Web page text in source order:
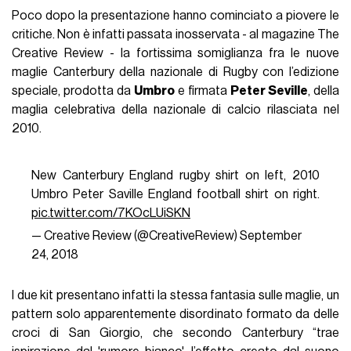
Poco dopo la presentazione hanno cominciato a piovere le
critiche. Non è infatti passata inosservata - al magazine The
Creative Review - la fortissima somiglianza fra le nuove
maglie Canterbury della nazionale di Rugby con l’edizione
speciale, prodotta da Umbro e firmata Peter Seville, della
maglia celebrativa della nazionale di calcio rilasciata nel
2010.
New Canterbury England rugby shirt on left, 2010
Umbro Peter Saville England football shirt on right.
pic.twitter.com/7KOcLUiSKN
— Creative Review (@CreativeReview) September
24, 2018
I due kit presentano infatti la stessa fantasia sulle maglie, un
pattern solo apparentemente disordinato formato da delle
croci di San Giorgio, che secondo Canterbury “trae